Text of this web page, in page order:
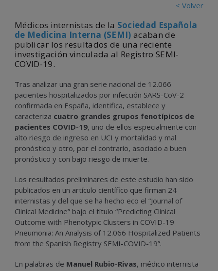
< Volver
Médicos internistas de la Sociedad Española
de Medicina Interna (SEMI) acaban de
publicar los resultados de una reciente
investigación vinculada al Registro SEMI-
COVID-19.
Tras analizar una gran serie nacional de 12.066
pacientes hospitalizados por infección SARS-CoV-2
confirmada en España, identifica, establece y
caracteriza cuatro grandes grupos fenotípicos de
pacientes COVID-19, uno de ellos especialmente con
alto riesgo de ingreso en UCI y mortalidad y mal
pronóstico y otro, por el contrario, asociado a buen
pronóstico y con bajo riesgo de muerte.
Los resultados preliminares de este estudio han sido
publicados en un artículo científico que firman 24
internistas y del que se ha hecho eco el “Journal of
Clinical Medicine” bajo el título “Predicting Clinical
Outcome with Phenotypic Clusters in COVID-19
Pneumonia: An Analysis of 12.066 Hospitalized Patients
from the Spanish Registry SEMI-COVID-19”.
En palabras de Manuel Rubio-Rivas, médico internista